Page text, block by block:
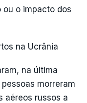
ou o impacto dos
na Ucrânia
na última
morreram
aéreos russos a